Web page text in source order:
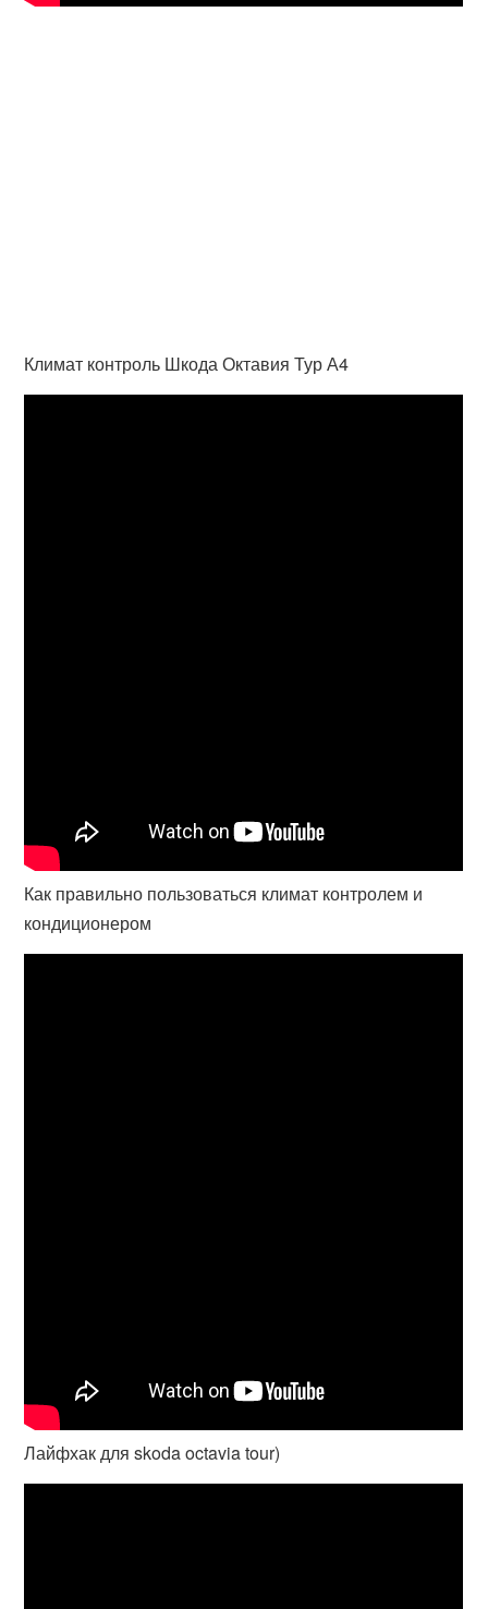
Климат контроль Шкода Октавия Тур А4
Как правильно пользоваться климат контролем и
кондиционером
Лайфхак для skoda octavia tour)